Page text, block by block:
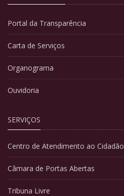
Portal da Transparência
Carta de Serviços
Organograma
Ouvidoria
SERVIÇOS
Centro de Atendimento ao Cidadão
Câmara de Portas Abertas
Tribuna Livre